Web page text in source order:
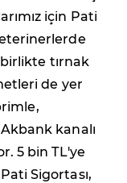
için Pati
tırnak
de yer
kanalı
5 bin TL'ye
Sigortası,